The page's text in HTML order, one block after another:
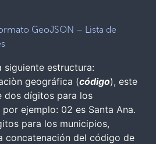
GeoJSON – Lista de
siguiente estructura:
geográfica (código), este
dos dígitos para los
ejemplo: 02 es Santa Ana.
para los municipios,
concatenación del código de